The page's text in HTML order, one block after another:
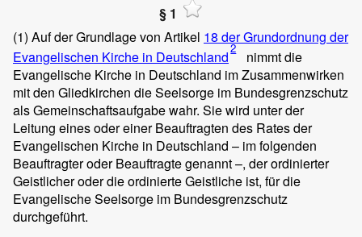
§ 1
(1) Auf der Grundlage von Artikel 18 der Grundordnung der
Evangelischen Kirche in Deutschland2
nimmt die
Evangelische Kirche in Deutschland im Zusammenwirken
mit den Gliedkirchen die Seelsorge im Bundesgrenzschutz
als Gemeinschaftsaufgabe wahr. Sie wird unter der
Leitung eines oder einer Beauftragten des Rates der
Evangelischen Kirche in Deutschland – im folgenden
Beauftragter oder Beauftragte genannt –, der ordinierter
Geistlicher oder die ordinierte Geistliche ist, für die
Evangelische Seelsorge im Bundesgrenzschutz
durchgeführt.